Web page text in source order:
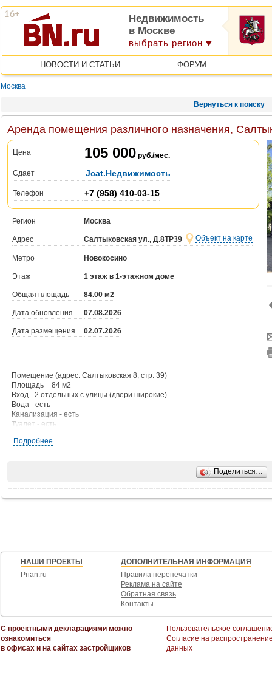
Недвижимость
в Москве
выбрать регион
НОВОСТИ И СТАТЬИ ФОРУМ
Москва
Вернуться к поиску
Аренда помещения различного назначения,
Цена 105 000 руб./мес.
Сдает Jcat.Недвижимость
Телефон +7 (958) 410-03-15
Регион Москва
Адрес Салтыковская ул., Д.8ТР39 Объект на карте
Метро Новокосино
Этаж 1 этаж в 1-этажном доме
Общая площадь 84.00 м2
Дата обновления 07.08.2026
Дата размещения 02.07.2026
Помещение (адрес: Салтыковская 8, стр. 39)
Площадь = 84 м2
Вход - 2 отдельных с улицы (двери широкие)
Вода - есть
Канализация - есть
Туалет - есть
Отопление - нет
Подробнее
Поделиться…
НАШИ ПРОЕКТЫ
Prian.ru
ДОПОЛНИТЕЛЬНАЯ ИНФОРМАЦИЯ
Правила перепечатки
Реклама на сайте
Обратная связь
Контакты
С проектными декларациями можно
ознакомиться
в офисах и на сайтах застройщиков
Пользовательское
Согласие на
данных